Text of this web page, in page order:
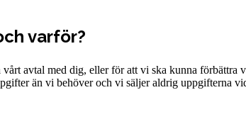
varför?
avtal med dig, eller för att vi ska kunna
än vi behöver och vi säljer aldrig uppgifterna